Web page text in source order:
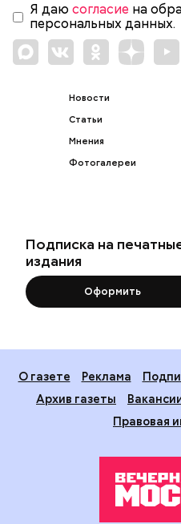
Я даю согласие на
персональных данных.
Новости
Статьи
Мнения
Фотогалереи
Подписка на
издания
Оформить
О газете Реклама
Архив газеты
Правовая